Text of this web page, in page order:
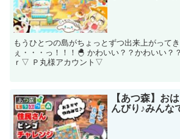
もうひとつの島がちょっとずつ出来上がって
ぇ・・・っ！！！🐣 かわいい？？かわいい？
ｒ▽ Ｐ丸様アカウント▽
あつ森
【あつ森】お
んびり♪みん